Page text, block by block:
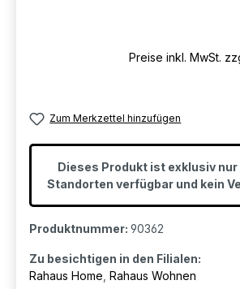
Preise inkl. MwSt.
Zum Merkzettel hinzufügen
Dieses Produkt ist exklusiv nur
Standorten verfügbar und kein
Produktnummer: 90362
Zu besichtigen in den Filialen:
Rahaus Home Rahaus Wohnen